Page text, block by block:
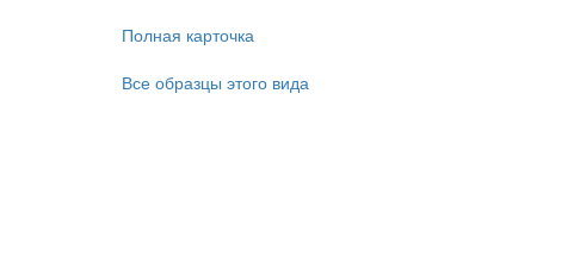
Полная карточка
Все образцы этого вида